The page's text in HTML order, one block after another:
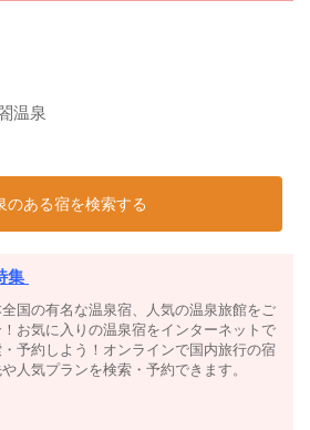
温泉
のある宿を検索する
集
全国の有名な温泉宿、人気の温泉旅館をご
お気に入りの温泉宿をインターネットで
予約しよう！オンラインで国内旅行の宿
人気プランを検索・予約できます。